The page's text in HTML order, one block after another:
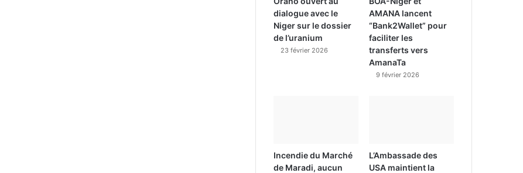
dialogue avec le
Niger sur le dossier
de l’uranium
23 février 2026
AMANA lancent
“Bank2Wallet” pour
faciliter les
transferts vers
AmanaTa
9 février 2026
Incendie du Marché
de Maradi, aucun
L’Ambassade des
USA maintient la